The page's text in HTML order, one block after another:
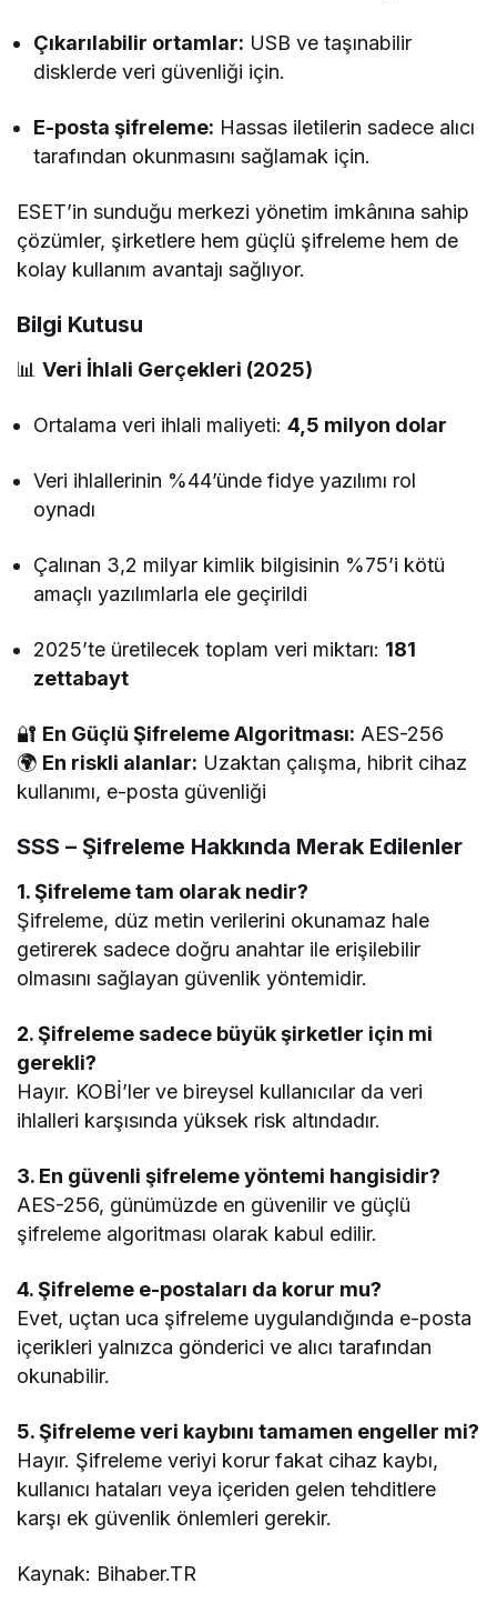
Çıkarılabilir ortamlar: USB ve taşınabilir
disklerde veri güvenliği için.
E-posta şifreleme: Hassas iletilerin sadece alıcı
tarafından okunmasını sağlamak için.
ESET’in sunduğu merkezi yönetim imkânına sahip
çözümler, şirketlere hem güçlü şifreleme hem de
kolay kullanım avantajı sağlıyor.
Bilgi Kutusu
📊Veri İhlali Gerçekleri (2025)
Ortalama veri ihlali maliyeti:4,5 milyon dolar
Veri ihlallerinin %44’ünde fidye yazılımı rol
oynadı
Çalınan 3,2 milyar kimlik bilgisinin %75’i kötü
amaçlı yazılımlarla ele geçirildi
2025’te üretilecek toplam veri miktarı: 181
zettabayt
🔐 En Güçlü Şifreleme Algoritması: AES-256
🌍 En riskli alanlar: Uzaktan çalışma, hibrit cihaz
kullanımı, e-posta güvenliği
SSS – Şifreleme Hakkında Merak Edilenler
1. Şifreleme tam olarak nedir?
Şifreleme, düz metin verilerini okunamaz hale
getirerek sadece doğru anahtar ile erişilebilir
olmasını sağlayan güvenlik yöntemidir.
2. Şifreleme sadece büyük şirketler için mi
gerekli?
Hayır. KOBİ’ler ve bireysel kullanıcılar da veri
ihlalleri karşısında yüksek risk altındadır.
3. En güvenli şifreleme yöntemi hangisidir?
AES-256, günümüzde en güvenilir ve güçlü
şifreleme algoritması olarak kabul edilir.
4. Şifreleme e-postaları da korur mu?
Evet, uçtan uca şifreleme uygulandığında e-posta
içerikleri yalnızca gönderici ve alıcı tarafından
okunabilir.
5. Şifreleme veri kaybını tamamen engeller mi?
Hayır. Şifreleme veriyi korur fakat cihaz kaybı,
kullanıcı hataları veya içeriden gelen tehditlere
karşı ek güvenlik önlemleri gerekir.
Kaynak: Bihaber.TR